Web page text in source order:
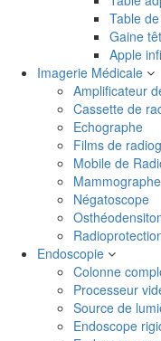
Table
Gaine
Apple
Imagerie Médicale
Amplificateur
Cassette de
Echographe
Films de
Mobile de
Mammographe
Négatoscope
Endoscopie
Colonne
Processeur
Source de
Endoscope